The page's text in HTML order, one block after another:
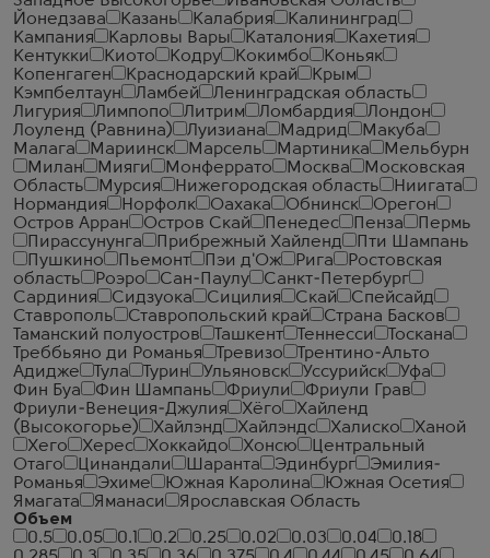
Йонедзава
Казань Калабрия
Калининград
Кампания
Карловы Вары Каталония
Кахетия
Кентукки
Киото Кодру Кокимбо
Коньяк
Копенгаген
Краснодарский край
Крым
Кэмпбелтаун
Ламбей
Ленинградская область
Лигурия
Лимпопо Литрим Ломбардия
Лондон
Лоуленд (Равнина)
Луизиана Мадрид
Макуба
Малага
Мариинск Марсель Мартиника
Мельбурн
Милан
Мияги Монферрато Москва
Московская
Область
Мурсия Нижегородская область
Ниигата
Нормандия
Норфолк Оахака Обнинск
Орегон
Остров Арран
Остров Скай Пенедес Пенза
Пермь
Пирассунунга
Прибрежный Хайленд
Пти Шампань
Пушкино
Пьемонт Пэи д'Ож Рига
Ростовская
область
Роэро Сан-Паулу
Санкт-Петербург
Сардиния
Сидзуока Сицилия Скай
Спейсайд
Ставрополь
Ставропольский край
Страна Басков
Таманский полуостров
Ташкент Теннесси
Тоскана
Треббьяно ди Романья
Тревизо
Трентино-Альто
Адидже
Тула Турин Ульяновск Уссурийск
Уфа
Фин Буа
Фин Шампань Фриули
Фриули Грав
Фриули-Венеция-Джулия
Хёго
Хайленд
(Высокогорье)
Хайлэнд Хайлэндс Халиско
Ханой
Хего
Херес Хоккайдо Хонсю
Центральный
Отаго
Цинандали Шаранта Эдинбург
Эмилия-
Романья
Эхиме Южная Каролина
Южная Осетия
Ямагата
Яманаси
Ярославская Область
Объем
0.5
0.05 0.1 0.2 0.25 0.02 0.03 0.04
0.18